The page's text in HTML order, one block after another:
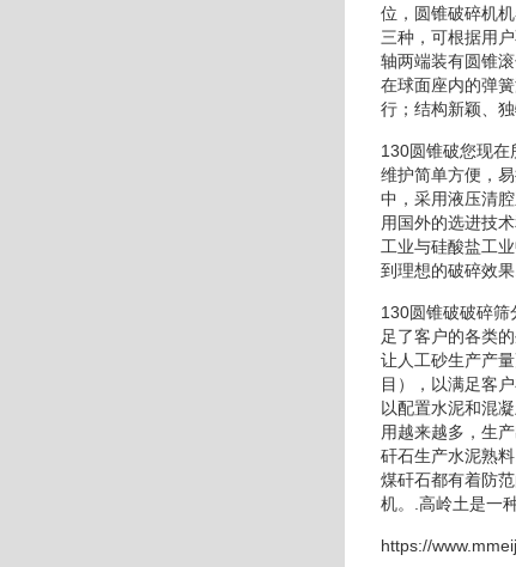
位，圆锥破碎机
三种，可根据用
轴两端装有圆锥
在球面座内的弹
行；结构新颖、独
130圆锥破您现
维护简单方便，
中，采用液压清
用国外的选进技
工业与硅酸盐工
到理想的破碎效果
130圆锥破破碎
足了客户的各类
让人工砂生产产
目），以满足客
以配置水泥和混
用越来越多，生
矸石生产水泥熟
煤矸石都有着防
机。.高岭土是一
https://